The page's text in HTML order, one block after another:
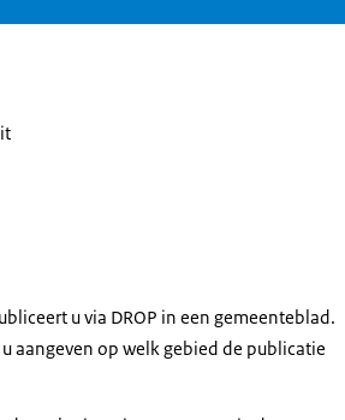
u via DROP in een gemeenteblad.
aangeven op welk gebied de publicatie